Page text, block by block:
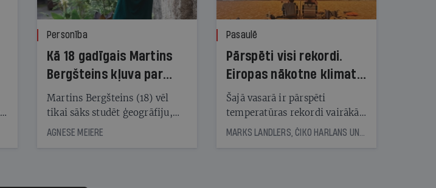
Personība
Kā 18 gadīgais Martins
Bergšteins kļuva par
laika ziņu seju?
Martins Bergšteins (18) vēl
tikai sāks studēt ģeogrāfiju,
bet viņa sacītajam jau uzticas
uzcītīga darba, mammas
AGNESE MEIERE
Pasaulē
Pārspēti visi rekordi.
Eiropas nākotne klimata
pārmaiņu ugunīs
Šajā vasarā ir pārspēti
temperatūras rekordi vairākās
Eiropas valstīs. Plosās milzīgi